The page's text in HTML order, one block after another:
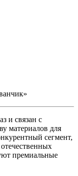
и связан с
материалов для
сегмент,
премиальные